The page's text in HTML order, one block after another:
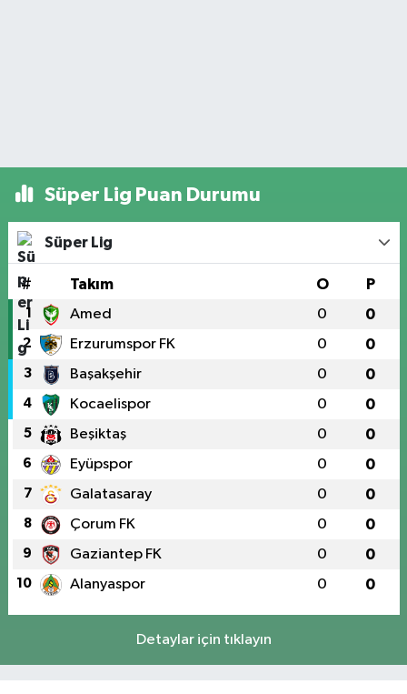
Süper Lig Puan Durumu
Süper Lig
# Takım O P
1 Amed 0 0
2 Erzurumspor FK 0 0
3 Başakşehir 0 0
4 Kocaelispor 0 0
5 Beşiktaş 0 0
6 Eyüpspor 0 0
7 Galatasaray 0 0
8 Çorum FK 0 0
9 Gaziantep FK 0 0
10 Alanyaspor 0 0
Detaylar için tıklayın